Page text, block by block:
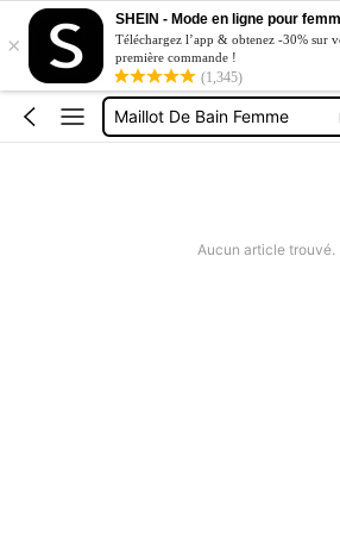
×
SHEIN - Mode en ligne pour
Téléchargez l’app & obtenez -30% sur
première commande !
(1,345)
Short Jeans Femme
Squishy
Maillot De Bain Femme
Aucun article trouvé.